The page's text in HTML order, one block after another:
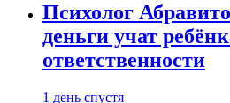
Психолог
деньги учат
ответственности
1 день спустя